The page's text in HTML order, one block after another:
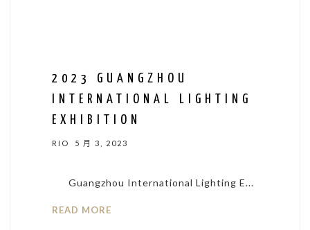
2023 GUANGZHOU
INTERNATIONAL LIGHTING
EXHIBITION
RIO 5 月 3, 2023
Guangzhou International Lighting E...
READ MORE